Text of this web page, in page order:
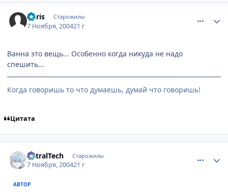
Chris Старожилы
7 Ноября, 200421 г
Ванна это вещь... Особенно когда никуда не надо
спешить...
Когда говоришь то что думаешь, думай что говоришь!
Цитата
AstralTech Старожилы
7 Ноября, 200421 г
АВТОР